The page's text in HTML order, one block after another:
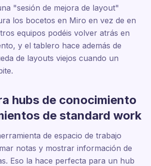
"sesión de mejora de layout"
los bocetos en Miro en vez de en
equipos podéis volver atrás en
y el tablero hace además de
de layouts viejos cuando un
hubs de conocimiento
de standard work
de espacio de trabajo
notas y mostrar información de
Eso la hace perfecta para un hub